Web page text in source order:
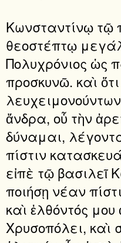
Κωνσταντίνῳ τῷ
θεοστέπτῳ
Πολυχρόνιος ὡς
προσκυνῶ. καὶ
ἄνδρα, οὗ τὴν
δύναμαι,
πίστιν
εἰπὲ τῷ βασιλεῖ
ποιήσῃ νέαν
καὶ ἐλθόντός
Χρυσοπόλει, καὶ